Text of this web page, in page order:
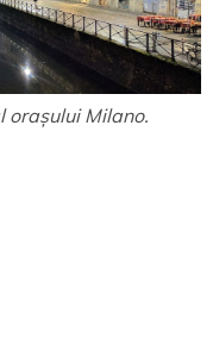
orașului Milano.